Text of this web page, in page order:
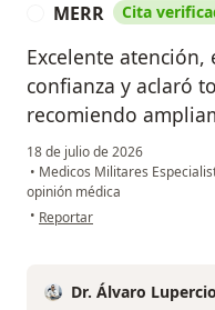
MERR Cita
Excelente
confianza y aclaró
recomiendo
18 de julio de 2026
• Medicos Militares
opinión médica
• en opinión del usuario MERR
Reportar
Dr. Álvaro